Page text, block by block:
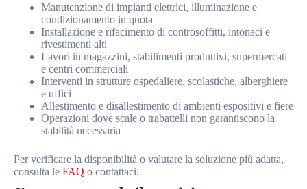
Manutenzione di impianti elettrici, illuminazione e
condizionamento in quota
Installazione e rifacimento di controsoffitti, intonaci e
rivestimenti alti
Lavori in magazzini, stabilimenti produttivi, supermercati
e centri commerciali
Interventi in strutture ospedaliere, scolastiche, alberghiere
e uffici
Allestimento e disallestimento di ambienti espositivi e fiere
Operazioni dove scale o trabattelli non garantiscono la
stabilità necessaria
Per verificare la disponibilità o valutare la soluzione più adatta,
consulta le FAQ o contattaci.